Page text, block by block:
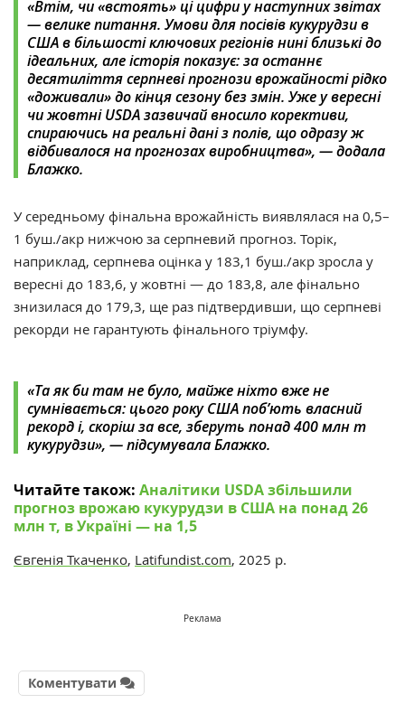
«Втім, чи «встоять» ці цифри у наступних звітах
— велике питання. Умови для посівів кукурудзи в
США в більшості ключових регіонів нині близькі до
ідеальних, але історія показує: за останнє
десятиліття серпневі прогнози врожайності рідко
«доживали» до кінця сезону без змін. Уже у вересні
чи жовтні USDA зазвичай вносило корективи,
спираючись на реальні дані з полів, що одразу ж
відбивалося на прогнозах виробництва», — додала
Блажко.
У середньому фінальна врожайність виявлялася на 0,5–
1 буш./акр нижчою за серпневий прогноз. Торік,
наприклад, серпнева оцінка у 183,1 буш./акр зросла у
вересні до 183,6, у жовтні — до 183,8, але фінально
знизилася до 179,3, ще раз підтвердивши, що серпневі
рекорди не гарантують фінального тріумфу.
«Та як би там не було, майже ніхто вже не
сумнівається: цього року США поб’ють власний
рекорд і, скоріш за все, зберуть понад 400 млн т
кукурудзи», — підсумувала Блажко.
Читайте також: Аналітики USDA збільшили
прогноз врожаю кукурудзи в США на понад 26
млн т, в Україні — на 1,5
Євгенія Ткаченко, Latifundist.com, 2025 р.
Реклама
Коментувати